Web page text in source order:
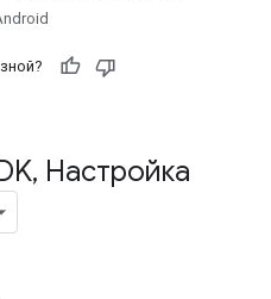
, Настройка